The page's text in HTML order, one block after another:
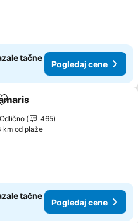
tačne
Pogledaj cene
Dodati u favorite
Odlično
465
km od plaže
tačne
Pogledaj cene